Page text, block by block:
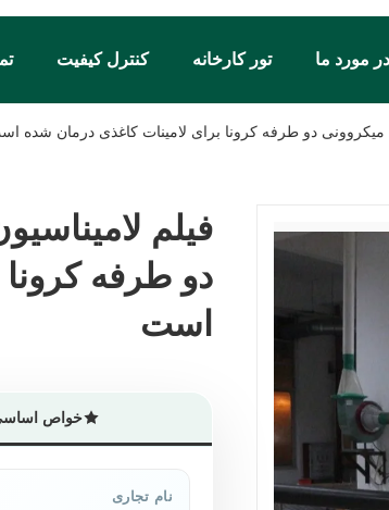
در مورد ما تور کارخانه کنترل کیفیت
دو طرفه
است
دو طرفه
است
خواص
نام تجاری